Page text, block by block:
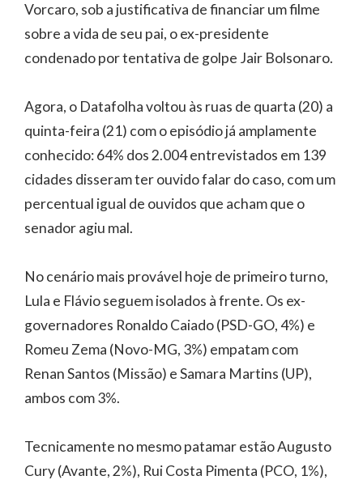
Vorcaro, sob a justificativa de financiar um filme
sobre a vida de seu pai, o ex-presidente
condenado por tentativa de golpe Jair Bolsonaro.
Agora, o Datafolha voltou às ruas de quarta (20) a
quinta-feira (21) com o episódio já amplamente
conhecido: 64% dos 2.004 entrevistados em 139
cidades disseram ter ouvido falar do caso, com um
percentual igual de ouvidos que acham que o
senador agiu mal.
No cenário mais provável hoje de primeiro turno,
Lula e Flávio seguem isolados à frente. Os ex-
governadores Ronaldo Caiado (PSD-GO, 4%) e
Romeu Zema (Novo-MG, 3%) empatam com
Renan Santos (Missão) e Samara Martins (UP),
ambos com 3%.
Tecnicamente no mesmo patamar estão Augusto
Cury (Avante, 2%), Rui Costa Pimenta (PCO, 1%),